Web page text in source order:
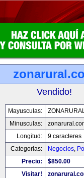
Vendido!
Mayusculas:
Minusculas:
Longitud:
9 caracteres
Categorias:
Negocios,
Precio:
$850.00
Visitar!